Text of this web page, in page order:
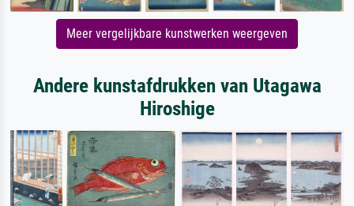
Meer vergelijkbare kunstwerken weergeven
Andere kunstafdrukken van Utagawa
Hiroshige